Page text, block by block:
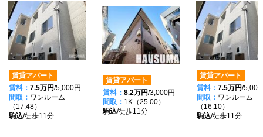
賃貸アパート
賃料： 7.5万円/5,000円
間取： ワンルーム
（17.48）
駒込/徒歩11分
賃貸アパート
賃料： 8.2万円/3,000円
間取： 1K（25.00）
駒込/徒歩11分
賃貸アパート
賃料： 7.5万円/5,000
間取： ワンルーム
（16.10）
駒込/徒歩11分